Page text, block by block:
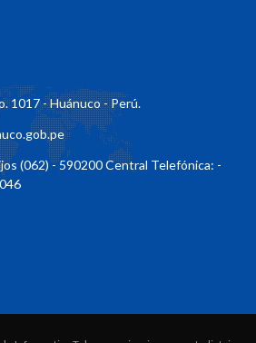
1017 - Huánuco - Perú.
(062) - 590200 Central Telefónica: -